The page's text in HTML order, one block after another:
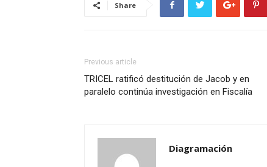
Share
Previous article
TRICEL ratificó destitución de Jacob y en
paralelo continúa investigación en Fiscalía
Diagramación